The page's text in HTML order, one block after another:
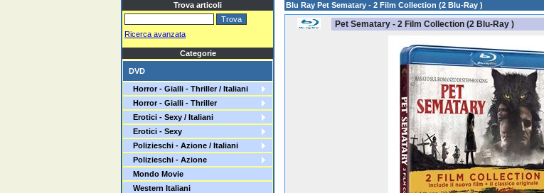
Trova articoli
Ricerca avanzata
Categorie
DVD
Horror - Gialli - Thriller / Italiani
Horror - Gialli - Thriller
Erotici - Sexy / Italiani
Erotici - Sexy
Polizieschi - Azione / Italiani
Polizieschi - Azione
Mondo Movie
Western Italiani
Blu Ray Pet Sematary - 2 Film Collection (2 Blu-Ray )
Pet Sematary - 2 Film Collection (2 Blu-Ray )